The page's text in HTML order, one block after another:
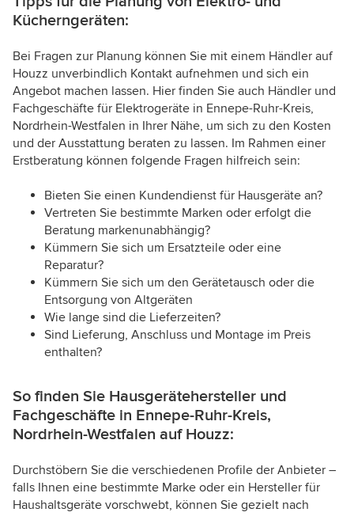
Kücherngeräten:
Bei Fragen zur Planung können Sie mit einem Händler auf
Houzz unverbindlich Kontakt aufnehmen und sich ein
Angebot machen lassen. Hier finden Sie auch Händler und
Fachgeschäfte für Elektrogeräte in Ennepe-Ruhr-Kreis,
Nordrhein-Westfalen in Ihrer Nähe, um sich zu den Kosten
und der Ausstattung beraten zu lassen. Im Rahmen einer
Erstberatung können folgende Fragen hilfreich sein:
Bieten Sie einen Kundendienst für Hausgeräte an?
Vertreten Sie bestimmte Marken oder erfolgt die
Beratung markenunabhängig?
Kümmern Sie sich um Ersatzteile oder eine
Reparatur?
Kümmern Sie sich um den Gerätetausch oder die
Entsorgung von Altgeräten
Wie lange sind die Lieferzeiten?
Sind Lieferung, Anschluss und Montage im Preis
enthalten?
So finden Sie Hausgerätehersteller und
Fachgeschäfte in Ennepe-Ruhr-Kreis,
Nordrhein-Westfalen auf Houzz:
Durchstöbern Sie die verschiedenen Profile der Anbieter –
falls Ihnen eine bestimmte Marke oder ein Hersteller für
Haushaltsgeräte vorschwebt, können Sie gezielt nach